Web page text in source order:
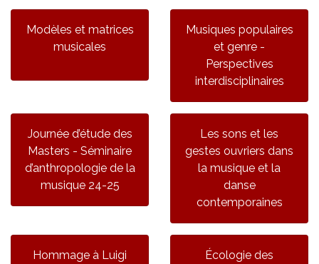
Modèles et matrices
musicales
Musiques populaires
et genre -
Perspectives
interdisciplinaires
Journée d’étude des
Masters - Séminaire
d’anthropologie de la
musique 24-25
Les sons et les
gestes ouvriers dans
la musique et la
danse
contemporaines
Hommage à Luigi
Écologie des